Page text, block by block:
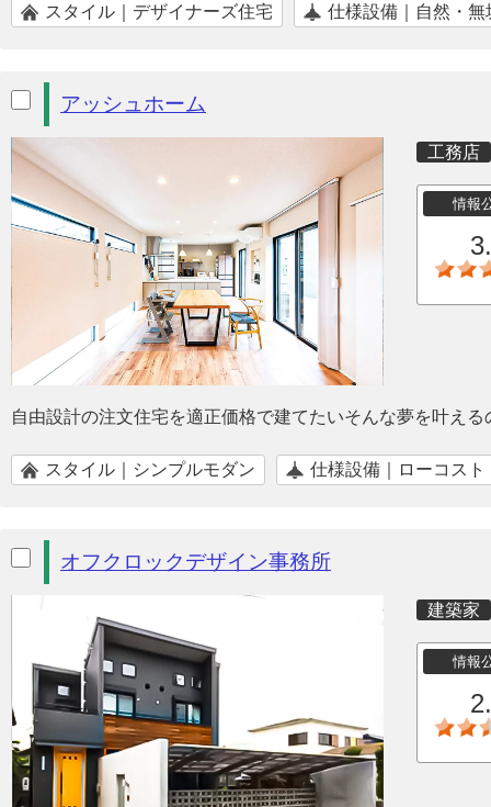
スタイル｜デザイナーズ住宅 仕様設備｜自然・無
アッシュホーム
工務店
情報
自由設計の注文住宅を適正価格で建てたいそんな夢を叶え
スタイル｜シンプルモダン 仕様設備｜ローコスト
オフクロックデザイン事務所
建築家
情報